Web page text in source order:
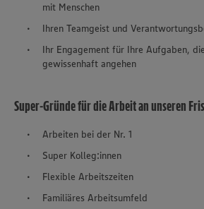
mit Menschen
Ihren Teamgeist und
Ihr Engagement für Ihre Aufgaben,
gewissenhaft angehen
Super-Gründe für die Arbeit an unseren
Arbeiten bei der Nr. 1
Super Kolleg:innen
Flexible Arbeitszeiten
Familiäres Arbeitsumfeld